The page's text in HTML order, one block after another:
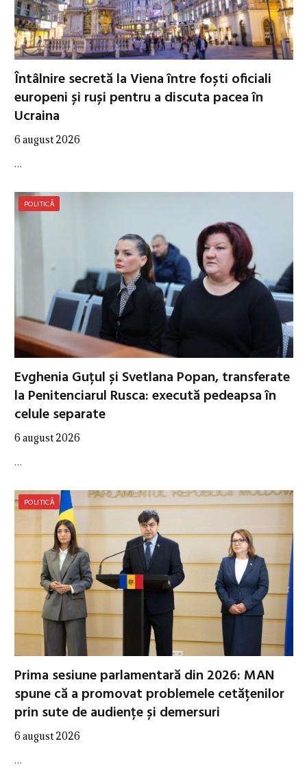
Întâlnire secretă la Viena între foști oficiali
europeni și ruși pentru a discuta pacea în
Ucraina
6 august 2026
…
POLITICĂ
Evghenia Guțul și Svetlana Popan, transferate
la Penitenciarul Rusca: execută pedeapsa în
celule separate
6 august 2026
…
POLITICĂ
Prima sesiune parlamentară din 2026: MAN
spune că a promovat problemele cetățenilor
prin sute de audiențe și demersuri
6 august 2026
…